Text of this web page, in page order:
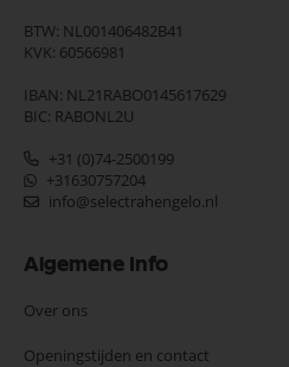
BTW: NL001406482B41
KVK: 60566981
IBAN: NL21RABO0145617629
BIC: RABONL2U
+31 (0)74-2500199
+31630757204
info@selectrahengelo.nl
Algemene Info
Over ons
Openingstijden en contact